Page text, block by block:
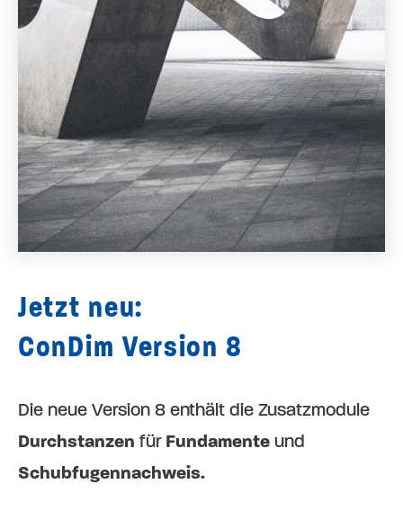
Jetzt neu:
ConDim Version 8
Die neue Version 8 enthält die Zusatzmodule
Durchstanzen für Fundamente und
Schubfugennachweis.